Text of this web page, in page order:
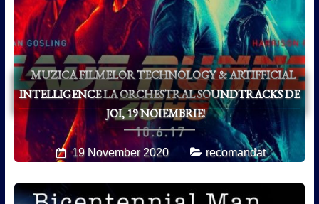
MUZICA FILMELOR TECHNOLOGY & ARTIFFICIAL
INTELLIGENCE LA ORCHESTRAL SOUNDTRACKS DE
JOI, 19 NOIEMBRIE!
19 November 2020 recomandat